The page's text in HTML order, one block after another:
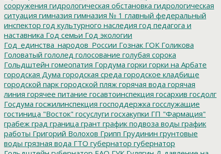
сооружения гидрологическая обстановка гидрологическая
ситуация гимназия гимназия № 1 главный федеральный
инспектор год культурного наследия год педагога и
наставника Год семьи Год экологии
Год_единства_народов_России Гознак ГОК Голикова
Головатый гололед голосование голубая сорока
Гольдштейн гомеопатия Гордума горки горки на Арбате
городская Дума городская среда городское кладбище
городской парк городской пляж горячая вода горячая
линия горячее питание госавтоинспекция госархив госдолг
Госдума госжилинспекция господдержка госслужащие
гостиница "Восток" госуслуги госхакупки ГП "Фармация"
грабеж град граница грант график подвоза воды график
работы Григорий Волохов Грипп Грудинин грунтовые
воды грязная вода ГТО губернатор губернатор